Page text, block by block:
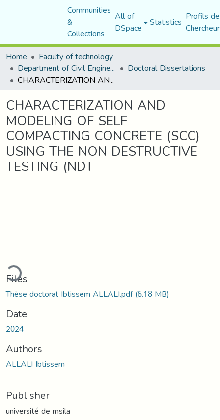
Communities
&
Collections
All of
DSpace Statistics Profils
Home
Faculty of technology
Department of Civil Engineering Doctoral Dissertations
CHARACTERIZATION AND MODELING OF SELF COMPACTING CONCRETE (SCC) USING THE NON DESTRUCTIVE TESTING (NDT
CHARACTERIZATION AND
MODELING OF SELF
COMPACTING CONCRETE (SCC)
USING THE NON DESTRUCTIVE
TESTING (NDT
Loading...
Files
Thèse doctorat Ibtissem ALLALI.pdf(6.18 MB)
Date
2024
Authors
ALLALI Ibtissem
Publisher
université de msila